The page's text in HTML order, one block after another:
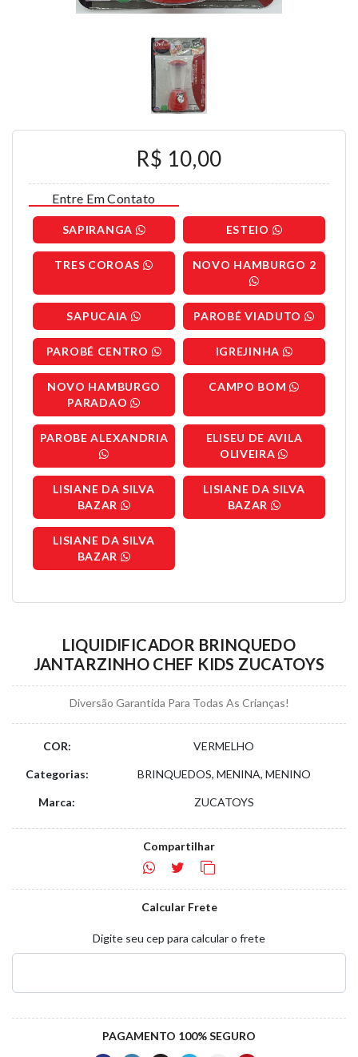
R$ 10,00
Entre Em Contato
SAPIRANGA ESTEIO
TRES COROAS NOVO HAMBURGO 2
SAPUCAIA PAROBÉ VIADUTO
PAROBÉ CENTRO IGREJINHA
NOVO HAMBURGO
PARADAO
CAMPO BOM
PAROBE ALEXANDRIA
ELISEU DE AVILA
OLIVEIRA
LISIANE DA SILVA
BAZAR
LISIANE DA SILVA
BAZAR
LISIANE DA SILVA
BAZAR
LIQUIDIFICADOR BRINQUEDO
JANTARZINHO CHEF KIDS ZUCATOYS
Diversão Garantida Para Todas As Crianças!
COR: VERMELHO
Categorias: BRINQUEDOS, MENINA, MENINO
Marca: ZUCATOYS
Compartilhar
Calcular Frete
Digite seu cep para calcular o frete
PAGAMENTO 100% SEGURO